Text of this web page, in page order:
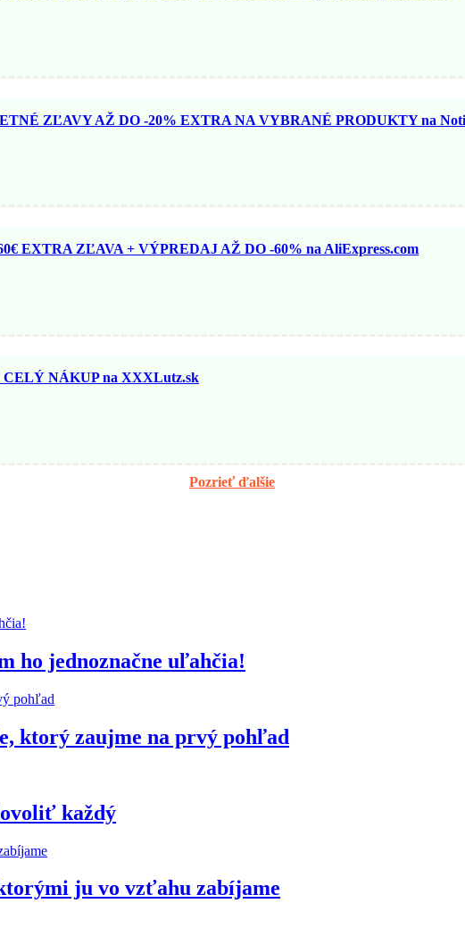
ZĽAVY AŽ DO -20% EXTRA NA VYBRANÉ PRODUKTY na
EXTRA ZĽAVA + VÝPREDAJ AŽ DO -60% na AliExpress.com
NÁKUP na XXXLutz.sk
Pozrieť ďalšie
ho jednoznačne uľahčia!
ktorý zaujme na prvý pohľad
každý
ju vo vzťahu zabíjame